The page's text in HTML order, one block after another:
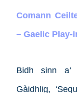
Comann
– Gaelic Play-
Bidh sinn a’
Gàidhlig,